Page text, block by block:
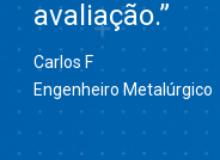
avaliação.”
Carlos F
Engenheiro Metalúrgico